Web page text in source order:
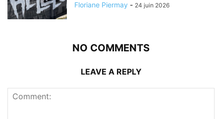
Floriane Piermay - 24 juin 2026
NO COMMENTS
LEAVE A REPLY